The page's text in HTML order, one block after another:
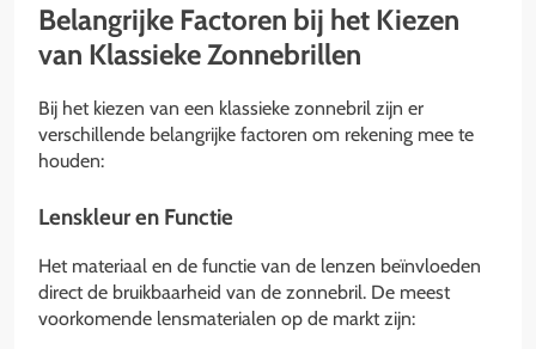
Belangrijke Factoren bij het Kiezen
van Klassieke Zonnebrillen
Bij het kiezen van een klassieke zonnebril zijn er
verschillende belangrijke factoren om rekening mee te
houden:
Lenskleur en Functie
Het materiaal en de functie van de lenzen beïnvloeden
direct de bruikbaarheid van de zonnebril. De meest
voorkomende lensmaterialen op de markt zijn: